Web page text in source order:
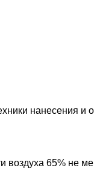
нанесения
воздуха 65% не